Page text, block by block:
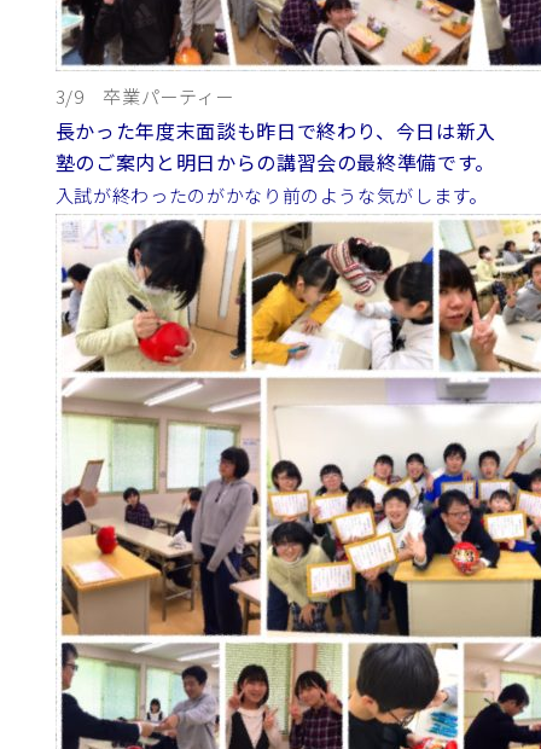
3/9 卒業パーティー
長かった年度末面談も昨日で終わり、今日は新入
塾のご案内と明日からの講習会の最終準備です。
入試が終わったのがかなり前のような気がします。